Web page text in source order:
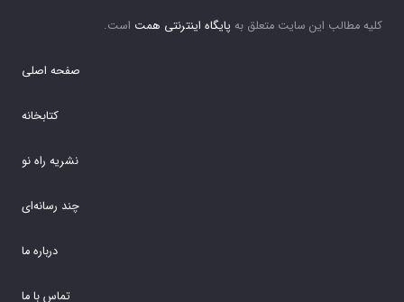
کلیه مطالب این سایت متعلق به پایگاه اینترنتی همت است.
صفحه اصلی
کتابخانه
نشریه راه نو
چند رسانه‌ای
درباره ما
تماس با ما